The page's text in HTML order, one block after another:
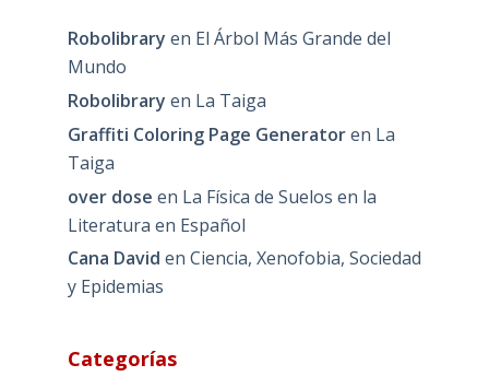
Robolibrary en El Árbol Más Grande del
Mundo
Robolibrary en La Taiga
Graffiti Coloring Page Generatoren La
Taiga
over dose en La Física de Suelos en la
Literatura en Español
Cana David en Ciencia, Xenofobia, Sociedad
y Epidemias
Categorías